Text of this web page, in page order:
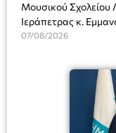
Μουσικού Σχολείου
Ιεράπετρας κ.
Διευθύντριας του
07/08/2026